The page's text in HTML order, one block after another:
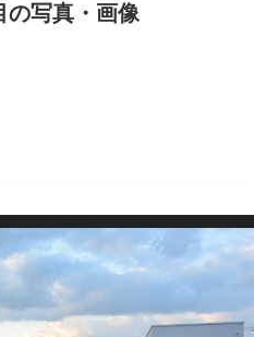
の写真・画像